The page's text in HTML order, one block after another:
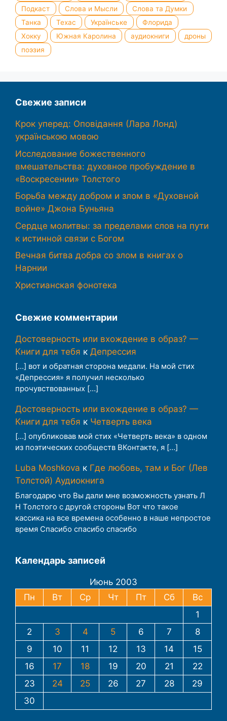
Подкаст
Слова и Мысли
Слова та Думки
Танка
Техас Українське
Флорида
Хокку
Южная Каролина аудиокниги
дроны
поэзия
Свежие записи
Крок уперед: Оповідання (Лара Лонд)
українською мовою
Исследование божественного
вмешательства: духовное пробуждение в
«Воскресении» Толстого
Борьба между добром и злом в «Духовной
войне» Джона Буньяна
Сердце молитвы: за пределами слов на пути
к истинной связи с Богом
Вечная битва добра со злом в книгах о
Нарнии
Христианская фонотека
Свежие комментарии
Достоверность или вхождение в образ? —
Книги для тебя к Депрессия
[…] вот и обратная сторона медали. На мой стих
«Депрессия» я получил несколько
прочувствованных […]
Достоверность или вхождение в образ? —
Книги для тебя к Четверть века
[…] опубликовав мой стих «Четверть века» в одном
из поэтических сообществ ВКонтакте, я […]
Luba Moshkova к Где любовь, там и Бог (Лев
Толстой) Аудиокнига
Благодарю что Вы дали мне возможность узнать Л
Н Толстого с другой стороны Вот что такое
кассика на все времена особенно в наше непростое
время Спасибо спасибо спасибо
Календарь записей
Июнь 2003
Пн
Вт Ср Чт Пт Сб
Вс
1
2
3 4 5 6 7
8
9
10 11 12 13 14
15
16
17 18 19 20 21
22
23
24 25 26 27 28
29
30